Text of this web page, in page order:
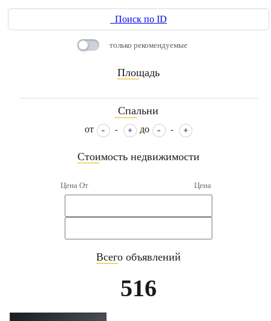
Поиск по ID
только рекомендуемые
Площадь
____
Спальни
____
от - до -
Стоимость недвижимости
____
Цена От Цена
Всего объявлений
____
516